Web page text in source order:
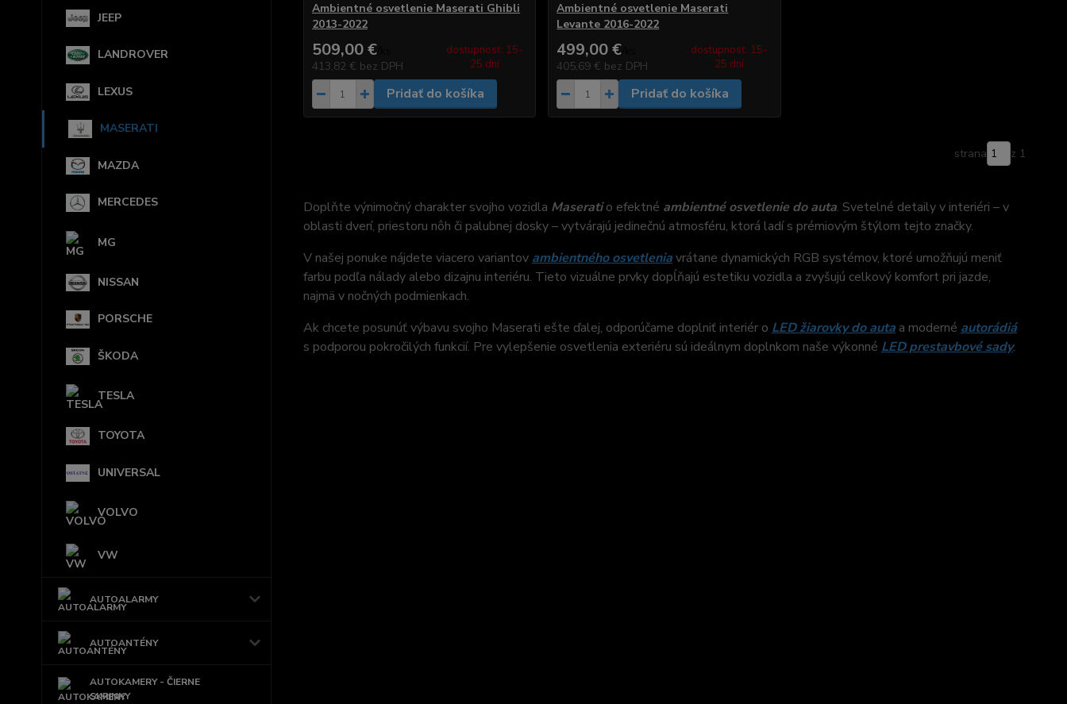
JEEP
LANDROVER
LEXUS
MASERATI
MAZDA
MERCEDES
MG
NISSAN
PORSCHE
ŠKODA
TESLA
TOYOTA
UNIVERSAL
VOLVO
VW
AUTOALARMY
AUTOANTÉNY
AUTOKAMERY - ČIERNE
SKRINKY
Ambientné osvetlenie Maserati Ghibli
2013-2022
509,00 €/
413,82 € bez DPH
dostupnosť: 15-
25 dní
Pridať do košíka
Ambientné osvetlenie Maserati
Levante 2016-2022
499,00 €
405,69 € bez DPH
dostupnosť: 15-
25 dní
Pridať do košíka
strana z 1
Doplňte výnimočný charakter svojho vozidla Maseratio efektné ambientné osvetlenie do auta. Svetelné detaily v interiéri – v
oblasti dverí, priestoru nôh či palubnej dosky – vytvárajú jedinečnú atmosféru, ktorá ladí s prémiovým štýlom tejto značky.
V našej ponuke nájdete viacero variantov ambientného osvetleniavrátane dynamických RGB systémov, ktoré umožňujú meniť
farbu podľa nálady alebo dizajnu interiéru. Tieto vizuálne prvky dopĺňajú estetiku vozidla a zvyšujú celkový komfort pri jazde,
najmä v nočných podmienkach.
Ak chcete posunúť výbavu svojho Maserati ešte ďalej, odporúčame doplniť interiér o LED žiarovky do autaa moderné autorádiá
s podporou pokročilých funkcií. Pre vylepšenie osvetlenia exteriéru sú ideálnym doplnkom naše výkonné LED prestavbové sady.